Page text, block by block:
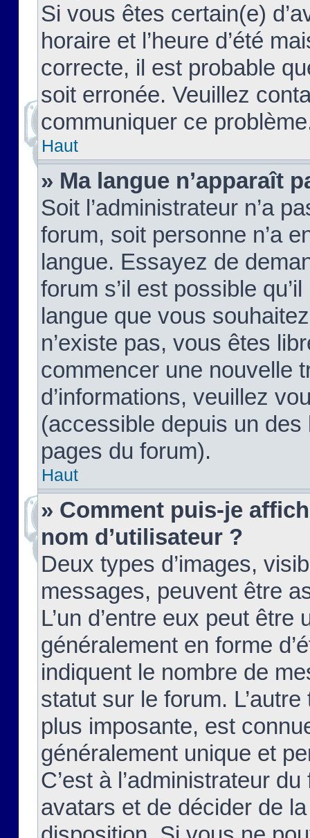
Si vous êtes certain(e)
horaire et l’heure d’été
correcte, il est probable
soit erronée. Veuillez
communiquer ce
Haut
» Ma langue n’apparaît
Soit l’administrateur n’a
forum, soit personne n’a
langue. Essayez de
forum s’il est possible
langue que vous
n’existe pas, vous êtes
commencer une nouvelle
d’informations, veuillez
(accessible depuis un
pages du forum).
Haut
» Comment puis-je
nom d’utilisateur ?
Deux types d’images,
messages, peuvent être
L’un d’entre eux peut
généralement en forme
indiquent le nombre de
statut sur le forum.
plus imposante, est
généralement unique et
C’est à l’administrateur
avatars et de décider de